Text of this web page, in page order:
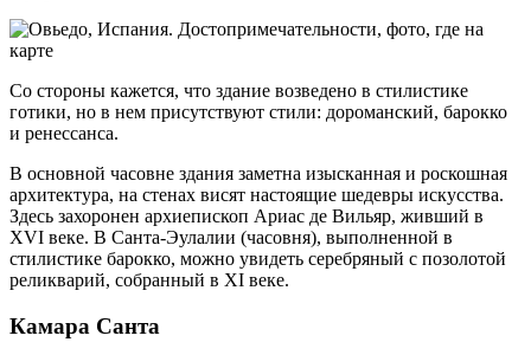
Со стороны кажется, что здание возведено в стилистике
готики, но в нем присутствуют стили: дороманский, барокко
и ренессанса.
В основной часовне здания заметна изысканная и роскошная
архитектура, на стенах висят настоящие шедевры искусства.
Здесь захоронен архиепископ Ариас де Вильяр, живший в
XVI веке. В Санта-Эулалии (часовня), выполненной в
стилистике барокко, можно увидеть серебряный с позолотой
реликварий, собранный в XI веке.
Камара Санта